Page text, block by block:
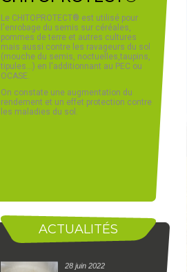
Le CHITOPROTECT® est utilisé pour
l'enrobage du semis sur céréales,
pommes de terre et autres cultures
mais aussi contre les ravageurs du sol
(mouche du semis, noctuelles,taupins,
tipules...) en l'additionnant au PEC ou
OCASE.
On constate une augmentation du
rendement et un effet protection contre
les maladies du sol.
ACTUALITÉS
Eliciteur des défenses
naturelles des plantes
(SDP) ayant un effet fongicide par...
Lire la suite
27 oct. 2023
CHITOSANE